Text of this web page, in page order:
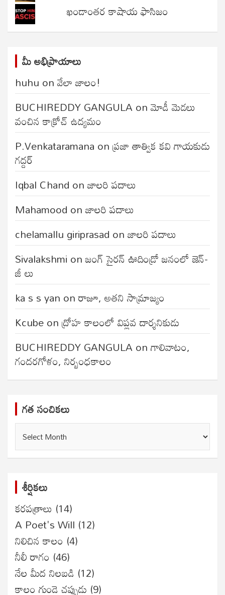
ఖండాంతర కాషాయ ఫాసిజం
మీ అభిప్రాయాలు
huhu onవేలా జాలం!
BUCHIREDDY GANGULA onమోడీ మెడలు
వంచిన కాక్రోచ్ ఉద్యమం
P.Venkataramana onప్రజా తాత్విక కవి గాయకుడు
గద్దర్
Iqbal Chand onజాలరి పదాలు
Mahamood onజాలరి పదాలు
chelamallu giriprasad onజాలరి పదాలు
Sivalakshmi onజంగ్‌ సైరన్‌ ఊదిండ్రో జనంలో జెన్-
జీ లు
ka s s yan onరాజూ, అతని సామ్రాజ్యం
Kcubeonద్రోహ కాలంలో విప్లవ దార్శనికుడు
BUCHIREDDY GANGULA onగాలివాటం,
గందరగోళం, నిర్బంధకాలం
గత సంచికలు
గత
సంచికలు
శీర్షికలు
కరపత్రాలు (14)
A Poet's Will (12)
నిలిచిన కాలం (4)
నీలీ రాగం (46)
నేల మీద నిలబడి (12)
కాలం గుండె చప్పుడు (9)